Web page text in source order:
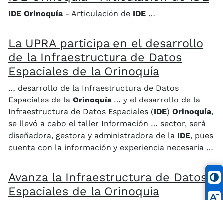
IDE Orinoquía - Articulación de IDE …
La UPRA participa en el desarrollo
de la Infraestructura de Datos
Espaciales de la Orinoquía
… desarrollo de la Infraestructura de Datos
Espaciales de la Orinoquía … y el desarrollo de la
Infraestructura de Datos Espaciales (IDE) Orinoquía,
se llevó a cabo el taller Información … sector, será
diseñadora, gestora y administradora de la IDE, pues
cuenta con la información y experiencia necesaria …
Avanza la Infraestructura de Datos
Espaciales de la Orinoquia